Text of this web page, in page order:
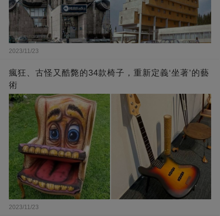
2023/11/23
瘋狂、古怪又酷斃的34款椅子，重新定義‘坐著’的藝
術
2023/11/23